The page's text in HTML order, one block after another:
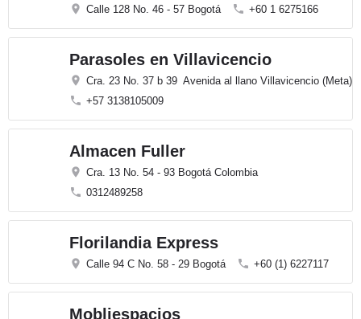
Calle 128 No. 46 - 57 Bogotá +60 1 6275166
Parasoles en Villavicencio
Cra. 23 No. 37 b 39 Avenida al llano Villavicencio (Meta)
+57 3138105009
Almacen Fuller
Cra. 13 No. 54 - 93 Bogotá Colombia
0312489258
Florilandia Express
Calle 94 C No. 58 - 29 Bogotá +60 (1) 6227117
Mobliespacios